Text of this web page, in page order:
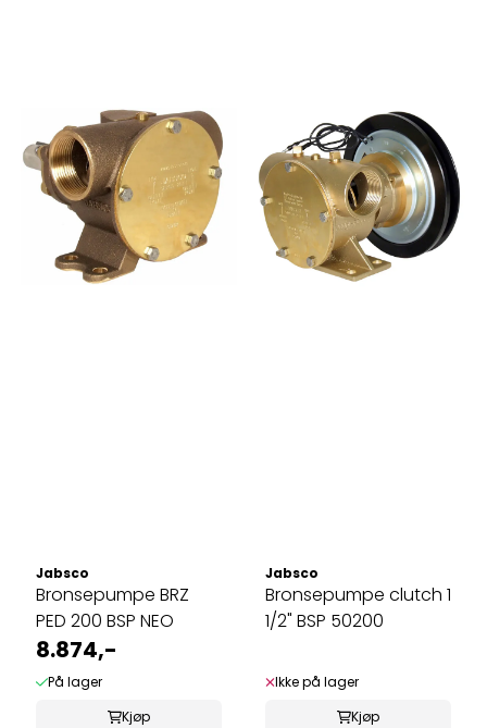
Jabsco
Bronsepumpe BRZ
PED 200 BSP NEO
8.874,-
På lager
Kjøp
Jabsco
Bronsepumpe clutch 1
1/2" BSP 50200
Ikke på lager
Kjøp